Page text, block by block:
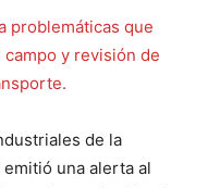
problemáticas que
y revisión de
de la
una alerta al